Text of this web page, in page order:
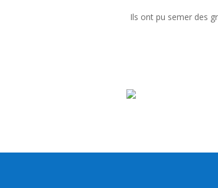
Ils ont pu semer des